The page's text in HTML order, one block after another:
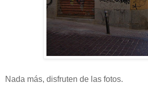
Nada más, disfruten de las fotos.